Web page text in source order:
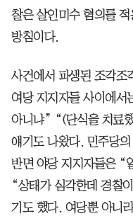
찰은 살인미수 혐의를
방침이다.
사건에서 파생된 조각조
여당 지지자들 사이에서
아니냐” “(단식을 치료
얘기도 나왔다. 민주당
반면 야당 지지자들은 “
“상태가 심각한데 경찰
기도 했다. 여당뿐 아니